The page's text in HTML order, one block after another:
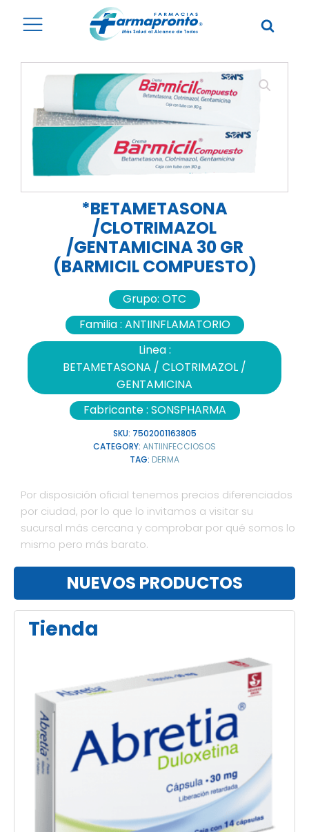
*BETAMETASONA
/CLOTRIMAZOL
/GENTAMICINA 30 GR
(BARMICIL COMPUESTO)
Grupo: OTC
Familia : ANTIINFLAMATORIO
Linea :
BETAMETASONA / CLOTRIMAZOL /
GENTAMICINA
Fabricante : SONSPHARMA
SKU: 7502001163805
CATEGORY: ANTIINFECCIOSOS
TAG: DERMA
Por disposición oficial tenemos precios diferenciados
por ciudad, por lo que lo invitamos a visitar su
sucursal más cercana y comprobar por qué somos lo
mismo pero más barato.
NUEVOS PRODUCTOS
Tienda